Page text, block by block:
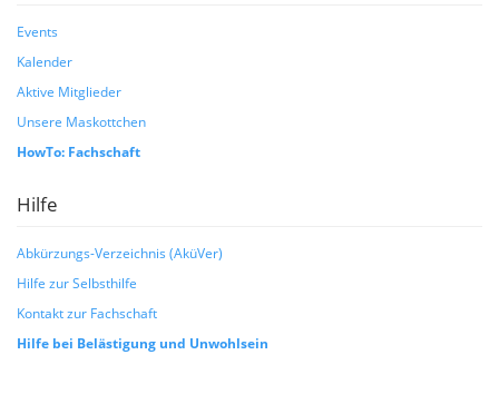
Events
Kalender
Aktive Mitglieder
Unsere Maskottchen
HowTo: Fachschaft
Hilfe
Abkürzungs-Verzeichnis (AküVer)
Hilfe zur Selbsthilfe
Kontakt zur Fachschaft
Hilfe bei Belästigung und Unwohlsein